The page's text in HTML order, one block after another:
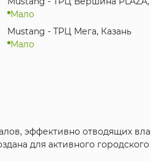
Мало
Mustang - ТРЦ Мега, Казань
Мало
эффективно отводящих
для активного